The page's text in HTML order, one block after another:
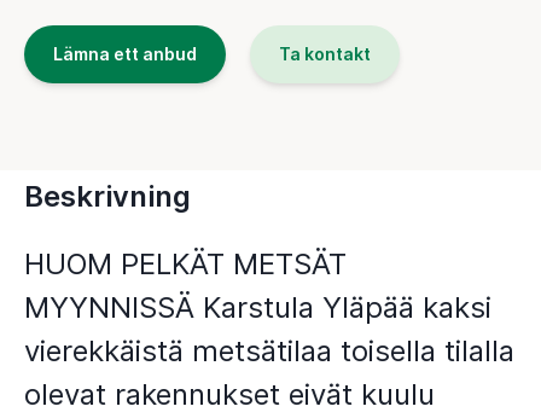
Lämna ett anbud Ta kontakt
Beskrivning
HUOM PELKÄT METSÄT
MYYNNISSÄ Karstula Yläpää kaksi
vierekkäistä metsätilaa toisella tilalla
olevat rakennukset eivät kuulu